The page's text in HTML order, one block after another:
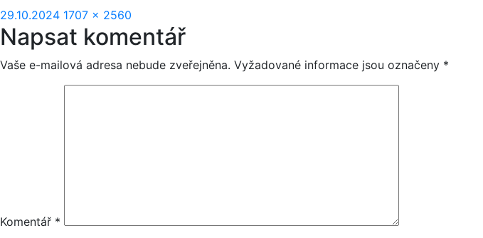
Publikováno:
29.10.2024 Původní
velikost:
1707 × 2560
Napsat komentář
Vaše e-mailová adresa nebude zveřejněna. Vyžadované informace jsou označeny *
Komentář *